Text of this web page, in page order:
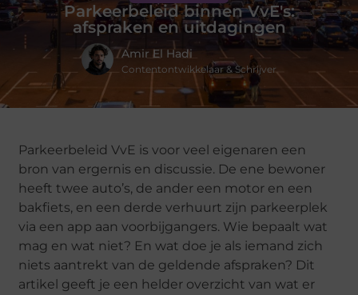
Parkeerbeleid binnen VvE's:
afspraken en uitdagingen
Amir El Hadi
Contentontwikkelaar & Schrijver
Parkeerbeleid VvE is voor veel eigenaren een
bron van ergernis en discussie. De ene bewoner
heeft twee auto’s, de ander een motor en een
bakfiets, en een derde verhuurt zijn parkeerplek
via een app aan voorbijgangers. Wie bepaalt wat
mag en wat niet? En wat doe je als iemand zich
niets aantrekt van de geldende afspraken? Dit
artikel geeft je een helder overzicht van wat er